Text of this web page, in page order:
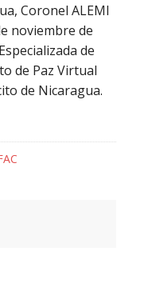
Coronel ALEMI
noviembre de
de
de Paz Virtual
de Nicaragua.